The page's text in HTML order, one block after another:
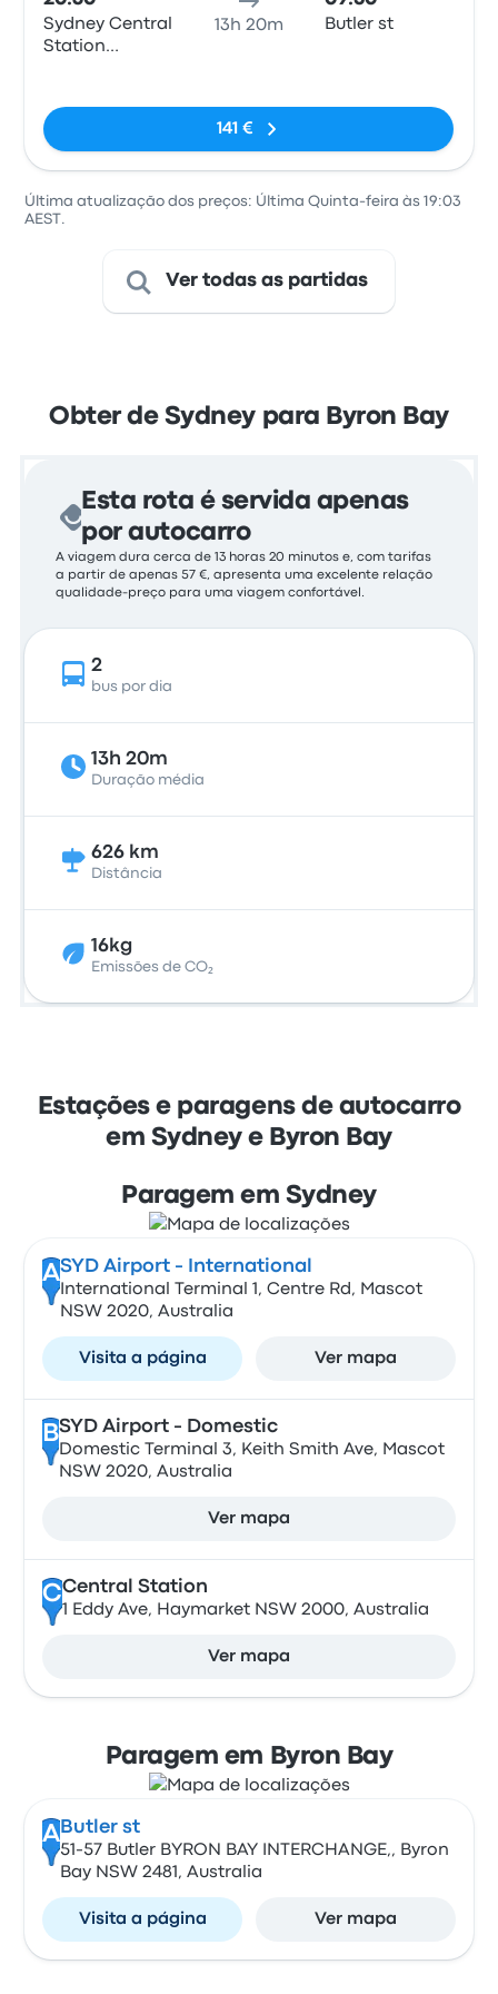
Sydney Central
Station
13h 20m Butler st
141 €
Última atualização dos preços: Última Quinta-feira às 19:03
AEST.
Ver todas as partidas
Obter de Sydney para Byron Bay
Esta rota é servida apenas
por autocarro
A viagem dura cerca de 13 horas 20 minutos e, com tarifas
a partir de apenas 57 €, apresenta uma excelente relação
qualidade-preço para uma viagem confortável.
2
bus por dia
13h 20m
Duração média
626 km
Distância
16kg
Emissões de CO₂
Estações e paragens de autocarro
em Sydney e Byron Bay
Paragem em Sydney
ASYD Airport - International
International Terminal 1, Centre Rd, Mascot
NSW 2020, Australia
Visita a página Ver mapa
BSYD Airport - Domestic
Domestic Terminal 3, Keith Smith Ave, Mascot
NSW 2020, Australia
Ver mapa
CCentral Station
1 Eddy Ave, Haymarket NSW 2000, Australia
Ver mapa
Paragem em Byron Bay
A Butler st
51-57 Butler BYRON BAY INTERCHANGE,, Byron
Bay NSW 2481, Australia
Visita a página Ver mapa